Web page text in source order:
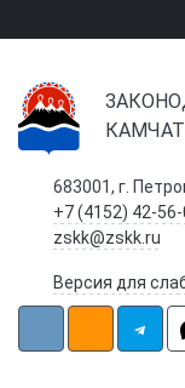
683001, г.
+7 (4152) 42-56-
zskk@zskk.ru
Версия для